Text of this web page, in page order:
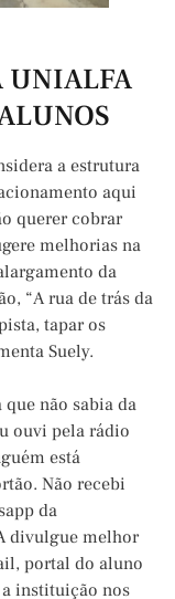
UNIALFA
a estrutura
aqui
querer cobrar
melhorias na
da
“A rua de trás da
tapar os
Suely.
não sabia da
ouvi pela rádio
está
Não recebi
da
divulgue melhor
portal do aluno
instituição nos